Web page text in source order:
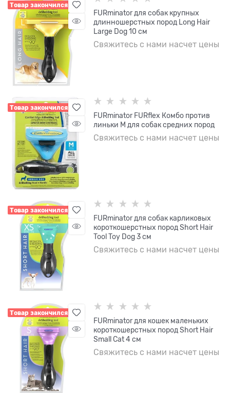
Товар закончился
FURminator для собак крупных
длинношерстных пород Long Hair
Large Dog 10 см
Свяжитесь с нами насчет цены
Товар закончился
FURminator FURflex Комбо против
линьки M для собак средних пород
Свяжитесь с нами насчет цены
Товар закончился
FURminator для собак карликовых
короткошерстных пород Short Hair
Tool Toy Dog 3 см
Свяжитесь с нами насчет цены
Товар закончился
FURminator для кошек маленьких
короткошерстных пород Short Hair
Small Cat 4 см
Свяжитесь с нами насчет цены